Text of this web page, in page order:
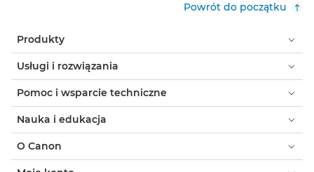
Powrót do początku
Produkty
Usługi i rozwiązania
Pomoc i wsparcie techniczne
Nauka i edukacja
O Canon